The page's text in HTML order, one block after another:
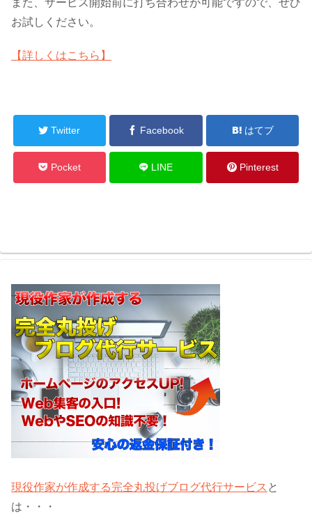
また、サービス開始前に打ち合わせが可能ですので、ぜひ
お試しください。
【詳しくはこちら】
Twitter Facebook はてブ
Pocket LINE Pinterest
現役作家が作成する完全丸投げブログ代行サービス と
は・・・